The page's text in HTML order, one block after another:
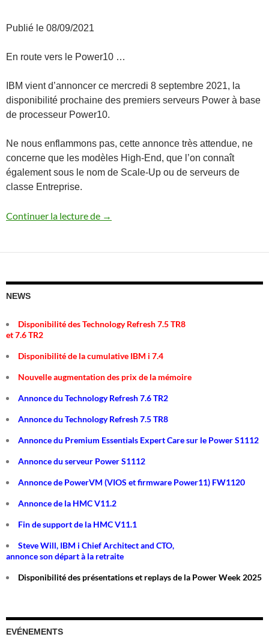
Publié le 08/09/2021
En route vers le Power10 …
IBM vient d’annoncer ce mercredi 8 septembre 2021, la
disponibilité prochaine des premiers serveurs Power à base
de processeur Power10.
Ne nous enflammons pas, cette annonce très attendue, ne
concerne que les modèles High-End, que l’on connaît
également sous le nom de Scale-Up ou de serveurs de
classe Entreprise.
Continuer la lecture de Annonce des serveurs Power10
→
NEWS
Disponibilité des Technology Refresh 7.5 TR8
et 7.6 TR2
Disponibilité de la cumulative IBM i 7.4
Nouvelle augmentation des prix de la mémoire
Annonce du Technology Refresh 7.6 TR2
Annonce du Technology Refresh 7.5 TR8
Annonce du Premium Essentials Expert Care sur le Power S1112
Annonce du serveur Power S1112
Annonce de PowerVM (VIOS et firmware Power11) FW1120
Annonce de la HMC V11.2
Fin de support de la HMC V11.1
Steve Will, IBM i Chief Architect and CTO,
annonce son départ à la retraite
Disponibilité des présentations et replays de la Power Week 2025
EVÉNEMENTS